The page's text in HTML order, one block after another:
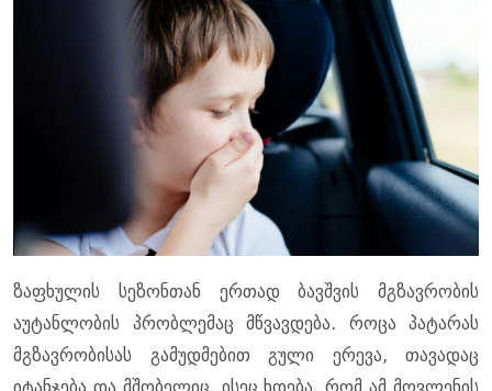
ზაფხულის სეზონთან ერთად ბავშვის მგზავრობის
აუტანლობის პრობლემაც მწვავდება. როცა პატარას
მგზავრობისას გამუდმებით გული ერევა, თავადაც